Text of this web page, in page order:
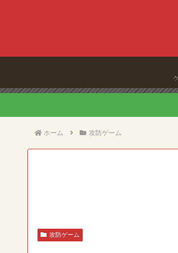
ホーム 攻防ゲーム
攻防ゲーム